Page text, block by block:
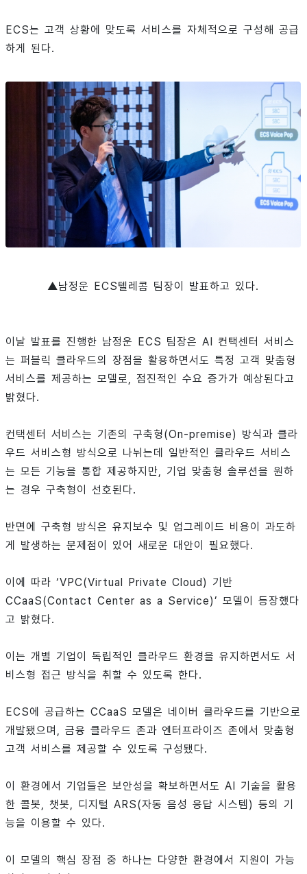
ECS는 고객 상황에 맞도록 서비스를 자체적으로 구성해 공급
하게 된다.
▲남정운 ECS텔레콤 팀장이 발표하고 있다.
이날 발표를 진행한 남정운 ECS 팀장은 AI 컨택센터 서비스
는 퍼블릭 클라우드의 장점을 활용하면서도 특정 고객 맞춤형
서비스를 제공하는 모델로, 점진적인 수요 증가가 예상된다고
밝혔다.
컨택센터 서비스는 기존의 구축형(On-premise) 방식과 클라
우드 서비스형 방식으로 나뉘는데 일반적인 클라우드 서비스
는 모든 기능을 통합 제공하지만, 기업 맞춤형 솔루션을 원하
는 경우 구축형이 선호된다.
반면에 구축형 방식은 유지보수 및 업그레이드 비용이 과도하
게 발생하는 문제점이 있어 새로운 대안이 필요했다.
이에 따라 ‘VPC(Virtual Private Cloud) 기반
CCaaS(Contact Center as a Service)’ 모델이 등장했다
고 밝혔다.
이는 개별 기업이 독립적인 클라우드 환경을 유지하면서도 서
비스형 접근 방식을 취할 수 있도록 한다.
ECS에 공급하는 CCaaS 모델은 네이버 클라우드를 기반으로
개발됐으며, 금융 클라우드 존과 엔터프라이즈 존에서 맞춤형
고객 서비스를 제공할 수 있도록 구성됐다.
이 환경에서 기업들은 보안성을 확보하면서도 AI 기술을 활용
한 콜봇, 챗봇, 디지털 ARS(자동 음성 응답 시스템) 등의 기
능을 이용할 수 있다.
이 모델의 핵심 장점 중 하나는 다양한 환경에서 지원이 가능